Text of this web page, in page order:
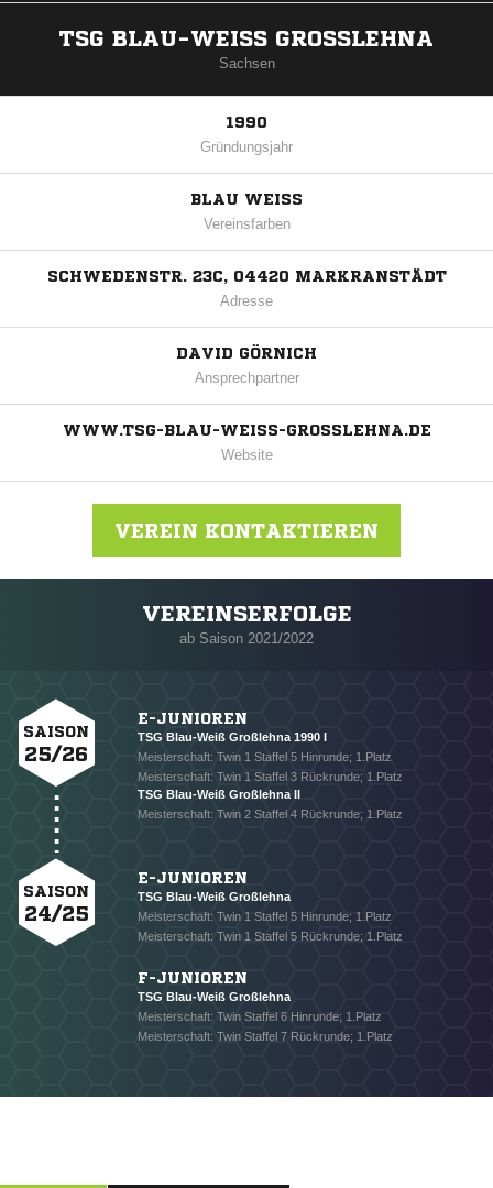
TSG BLAU-WEISS GROSSLEHNA
Sachsen
1990
Gründungsjahr
BLAU WEISS
Vereinsfarben
SCHWEDENSTR. 23C, 04420 MARKRANSTÄDT
Adresse
DAVID GÖRNICH
Ansprechpartner
WWW.TSG-BLAU-WEISS-GROSSLEHNA.DE
Website
VEREIN KONTAKTIEREN
Nachricht an TSG Blau-Weiß Großlehna
VEREINSERFOLGE
ab Saison 2021/2022
SAISON
25/26
E-JUNIOREN
TSG Blau-Weiß Großlehna 1990 I
Meisterschaft: Twin 1 Staffel 5 Hinrunde; 1.Platz
Meisterschaft: Twin 1 Staffel 3 Rückrunde; 1.Platz
TSG Blau-Weiß Großlehna II
Meisterschaft: Twin 2 Staffel 4 Rückrunde; 1.Platz
SAISON
24/25
E-JUNIOREN
TSG Blau-Weiß Großlehna
Meisterschaft: Twin 1 Staffel 5 Hinrunde; 1.Platz
Meisterschaft: Twin 1 Staffel 5 Rückrunde; 1.Platz
F-JUNIOREN
TSG Blau-Weiß Großlehna
Meisterschaft: Twin Staffel 6 Hinrunde; 1.Platz
Meisterschaft: Twin Staffel 7 Rückrunde; 1.Platz